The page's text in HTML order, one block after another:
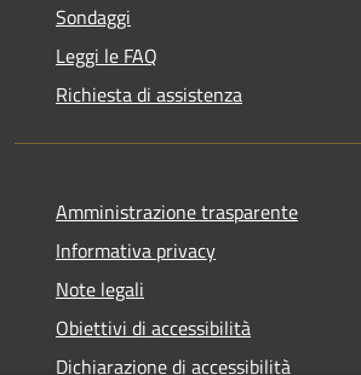
Sondaggi
Leggi le FAQ
Richiesta di assistenza
Amministrazione trasparente
Informativa privacy
Note legali
Obiettivi di accessibilità
Dichiarazione di accessibilità